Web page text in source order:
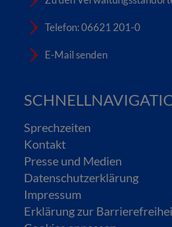
Telefon: 06621 201-0
E-Mail senden
Sprechzeiten
Kontakt
Presse und Medien
Datenschutzerklärung
Impressum
Erklärung zur